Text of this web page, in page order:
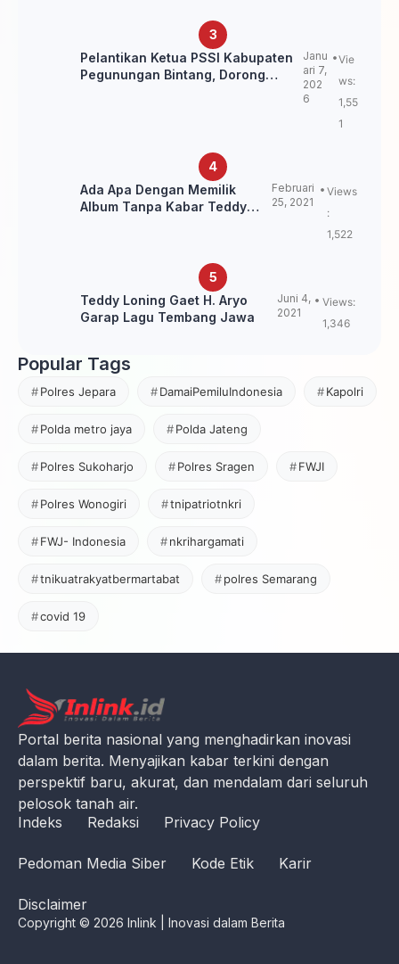
Pelantikan Ketua PSSI Kabupaten
Pegunungan Bintang, Dorong
Janu
ari 7,
202
6
Vie
ws:
1,55
1
Ada Apa Dengan Memilik
Album Tanpa Kabar Teddy
Februari
25, 2021
Views
:
1,522
Teddy Loning Gaet H. Aryo
Garap Lagu Tembang Jawa
Juni 4,
2021
Views:
1,346
Popular Tags
Polres Jepara DamaiPemiluIndonesia Kapolri
Polda metro jaya Polda Jateng
Polres Sukoharjo Polres Sragen FWJI
Polres Wonogiri tnipatriotnkri
FWJ- Indonesia nkrihargamati
tnikuatrakyatbermartabat polres Semarang
covid 19
Portal berita nasional yang menghadirkan inovasi
dalam berita. Menyajikan kabar terkini dengan
perspektif baru, akurat, dan mendalam dari seluruh
pelosok tanah air.
Indeks
Redaksi Privacy Policy
Pedoman Media Siber Kode Etik Karir
Disclaimer
Copyright © 2026 Inlink | Inovasi dalam Berita